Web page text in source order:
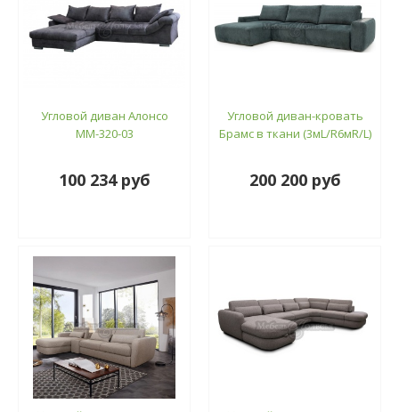
Угловой диван Алонсо
ММ-320-03
100 234 руб
Угловой диван-кровать
Брамс в ткани (3мL/R6мR/L)
200 200 руб